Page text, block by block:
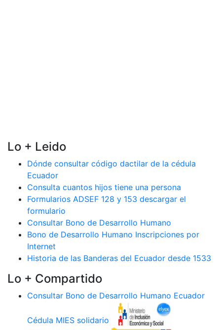
Lo + Leido
Dónde consultar código dactilar de la cédula
Ecuador
Consulta cuantos hijos tiene una persona
Formularios ADSEF 128 y 153 descargar el
formulario
Consultar Bono de Desarrollo Humano
Bono de Desarrollo Humano Inscripciones por
Internet
Historia de las Banderas del Ecuador desde 1533
Lo + Compartido
Consultar Bono de Desarrollo Humano Ecuador
Cédula MIES solidario